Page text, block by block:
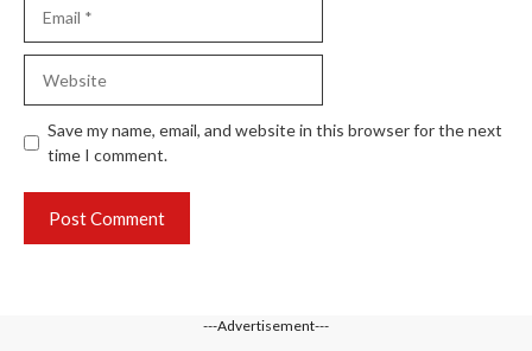
Save my name, email, and website in this browser for the next
time I comment.
---Advertisement---